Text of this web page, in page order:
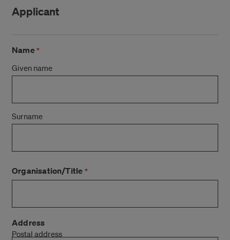
Applicant
Name*
Given name
Surname
Organisation/Title *
Address
Postal address